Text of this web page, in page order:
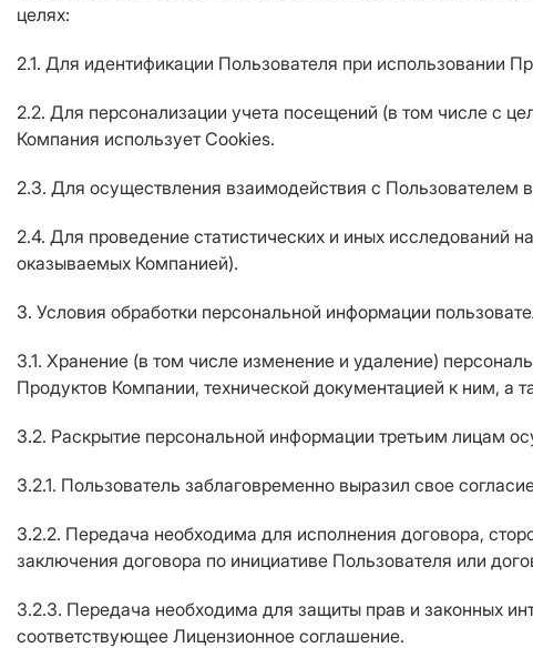
целях:
2.1. Для идентификации Пользователя при использовании
2.2. Для персонализации учета посещений (в том числе с
Компания использует Cookies.
2.3. Для осуществления взаимодействия с Пользователем
2.4. Для проведение статистических и иных исследований
оказываемых Компанией).
3. Условия обработки персональной информации
3.1. Хранение (в том числе изменение и удаление)
Продуктов Компании, технической документацией к ним,
3.2. Раскрытие персональной информации третьим лицам
3.2.1. Пользователь заблаговременно выразил свое
3.2.2. Передача необходима для исполнения договора,
заключения договора по инициативе Пользователя или
3.2.3. Передача необходима для защиты прав и законных
соответствующее Лицензионное соглашение.